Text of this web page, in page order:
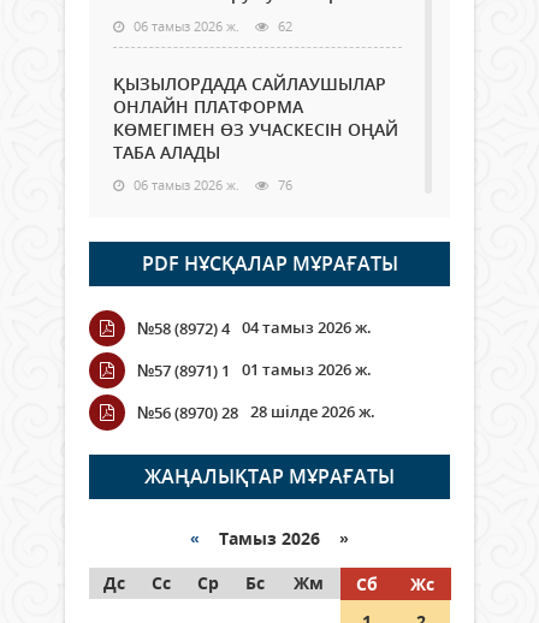
06 тамыз 2026 ж. 62
ҚЫЗЫЛОРДАДА САЙЛАУШЫЛАР
ОНЛАЙН ПЛАТФОРМА
КӨМЕГІМЕН ӨЗ УЧАСКЕСІН ОҢАЙ
ТАБА АЛАДЫ
06 тамыз 2026 ж. 76
Open Air: Қызылорда облысы
полиция департаменті 20
мыңнан астам көрерменнің
қауіпсіздігін қамтамасыз етті
06 тамыз 2026 ж.
Wi-Fi ҚАБЫРҒА АРҚЫЛЫ ҚАЛАЙ
ӨТЕДІ?
06 тамыз 2026 ж. 254
граждане Казахстана,
05 тамыз 2026 ж. 133
PDF НҰСҚАЛАР МҰРАҒАТЫ
№58 (8972) 4 04 тамыз 2026 ж.
№57 (8971) 1
01 тамыз 2026 ж.
№56 (8970) 28 28 шілде 2026 ж.
ЖАҢАЛЫҚТАР МҰРАҒАТЫ
« Тамыз 2026 »
Дс
Сс Ср Бс Жм Сб
Жс